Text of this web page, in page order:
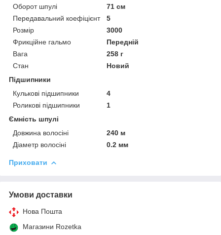
Оборот шпулі
71 см
Передавальний коефіцієнт
5
Розмір
3000
Фрикційне гальмо
Передній
Вага
258 г
Стан
Новий
Підшипники
Кулькові підшипники
4
Роликові підшипники
1
Ємність шпулі
Довжина волосіні
240 м
Діаметр волосіні
0.2 мм
Приховати
Умови доставки
Нова Пошта
Магазини Rozetka